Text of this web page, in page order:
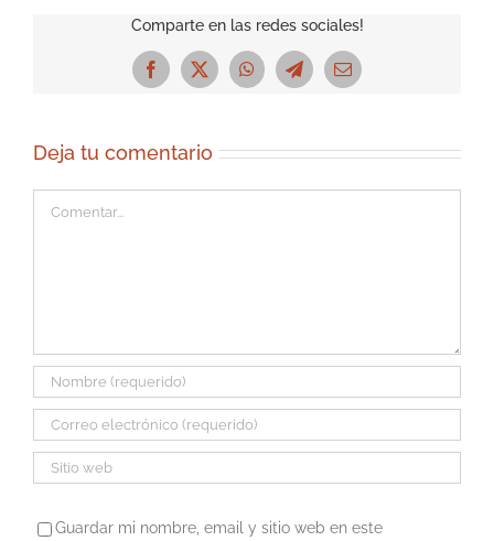
Comparte en las redes sociales!
Facebook
X WhatsAppTelegramCorreo
Deja tu comentario
Guardar mi nombre, email y sitio web en este